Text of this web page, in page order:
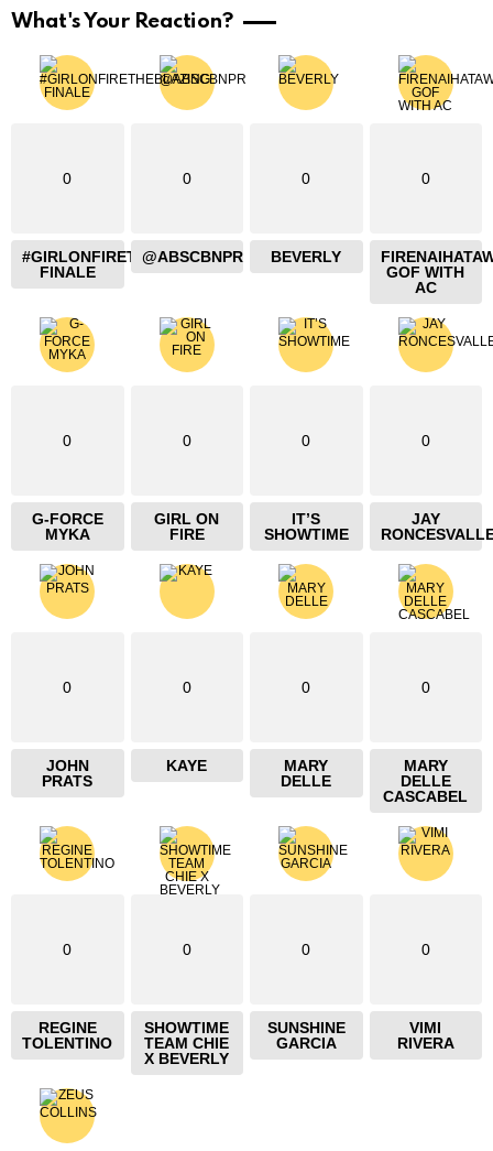
What's Your Reaction?
0
#GIRLONFIRETHEBLAZING
FINALE
0
@ABSCBNPR
0
BEVERLY
0
GOF WITH
AC
0
G-FORCE
MYKA
0
GIRL ON
FIRE
0
IT’S
SHOWTIME
0
JAY
0
JOHN
PRATS
0
KAYE
0
MARY
DELLE
0
MARY
DELLE
CASCABEL
0
REGINE
TOLENTINO
0
SHOWTIME
TEAM CHIE
X BEVERLY
0
SUNSHINE
GARCIA
0
VIMI
RIVERA